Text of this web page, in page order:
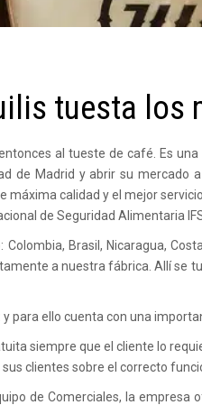
tuesta los
al tueste de café. Es
de Madrid y abrir su
calidad y el mejor
de Seguridad Alimentaria
Brasil, Nicaragua,
a nuestra fábrica. Allí se
para ello cuenta con una
siempre que el cliente lo
clientes sobre el correcto
de Comerciales, la